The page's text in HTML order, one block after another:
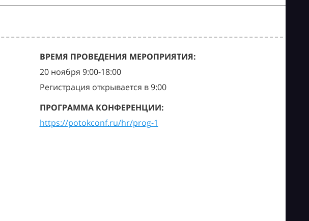
ВРЕМЯ ПРОВЕДЕНИЯ МЕРОПРИЯТИЯ:
20 ноября 9:00-18:00
Регистрация открывается в 9:00
ПРОГРАММА КОНФЕРЕНЦИИ:
https://potokconf.ru/hr/prog-1